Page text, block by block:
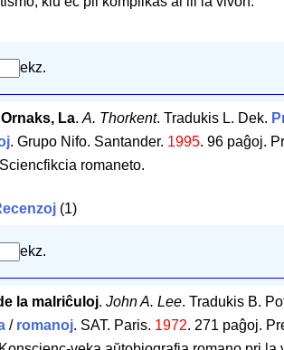
ekz.
La.A. Thorkent. Tradukis L. Dek.
. Grupo Nifo. Santander. 1995.96 paĝoj.
Sciencfikcia romaneto.
(1)
ekz.
la malriĉuloj.John A. Lee. Tradukis B.
/ romanoj. SAT. Paris. 1972. 271 paĝoj.